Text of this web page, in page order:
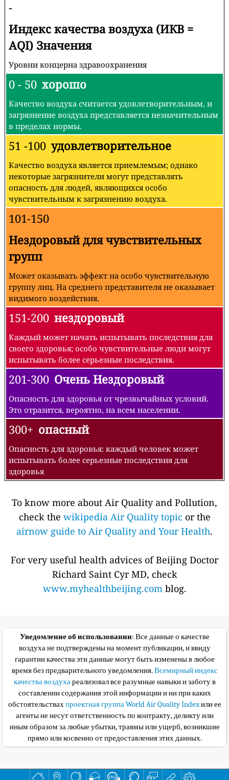
-
Индекс качества воздуха (ИКВ =
AQI) Значения
Уровни концерна здравоохранения
0 - 50 хорошо
Качество воздуха считается удовлетворительным, и
загрязнение воздуха представляется незначительным
в пределах нормы.
51 -100 удовлетворительное
Качество воздуха является приемлемым; однако
некоторые загрязнители могут представлять
опасность для людей, являющихся особо
чувствительным к загрязнению воздуха.
101-150
Нездоровый для чувствительных
групп
Может оказывать эффект на особо чувствительную
группу лиц. На среднего представителя не оказывает
видимого воздействия.
151-200 нездоровый
Каждый может начать испытывать последствия для
своего здоровья; особо чувствительные люди могут
испытывать более серьезные последствия.
201-300 Очень Нездоровый
Опасность для здоровья от чрезвычайных условий.
Это отразится, вероятно, на всем населении.
300+ опасный
Опасность для здоровья: каждый человек может
испытывать более серьезные последствия для
здоровья
To know more about Air Quality and Pollution,
check the wikipedia Air Quality topic or the
airnow guide to Air Quality and Your Health.
For very useful health advices of Beijing Doctor
Richard Saint Cyr MD, check
www.myhealthbeijing.com blog.
Уведомление об использовании: Все данные о качестве
воздуха не подтверждены на момент публикации, и ввиду
гарантии качества эти данные могут быть изменены в любое
время без предварительного уведомления.Всемирный индекс
качества воздухареализовал все разумные навыки и заботу в
составлении содержания этой информации и ни при каких
обстоятельствахпроектная группа World Air Quality Indexили ее
агенты не несут ответственность по контракту, деликту или
иным образом за любые убытки, травмы или ущерб, возникшие
прямо или косвенно от предоставления этих данных.